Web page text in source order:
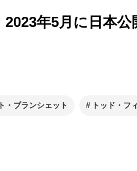
年5月に日本公
・ブランシェット トッド・フ